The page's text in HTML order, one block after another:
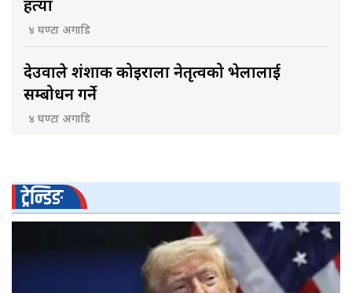
हत्या
४ घण्टा अगाडि
देउवाले शंशाक कोइराला नेतृत्वको भेलालाई
सम्बोधन गर्ने
४ घण्टा अगाडि
ट्रेन्डिङ